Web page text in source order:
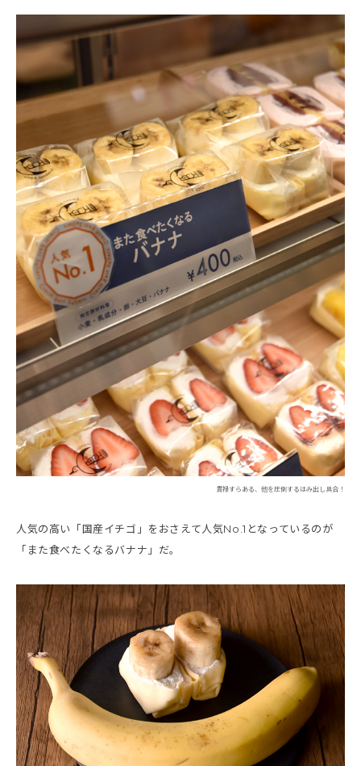
貫禄すらある、他を圧倒するはみ出し具合！
人気の高い「国産イチゴ」をおさえて人気No.1となっているのが
「また食べたくなるバナナ」だ。